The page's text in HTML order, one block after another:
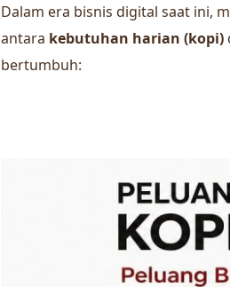
Dalam era bisnis digital saat ini,
antara kebutuhan harian (kopi)
bertumbuh: